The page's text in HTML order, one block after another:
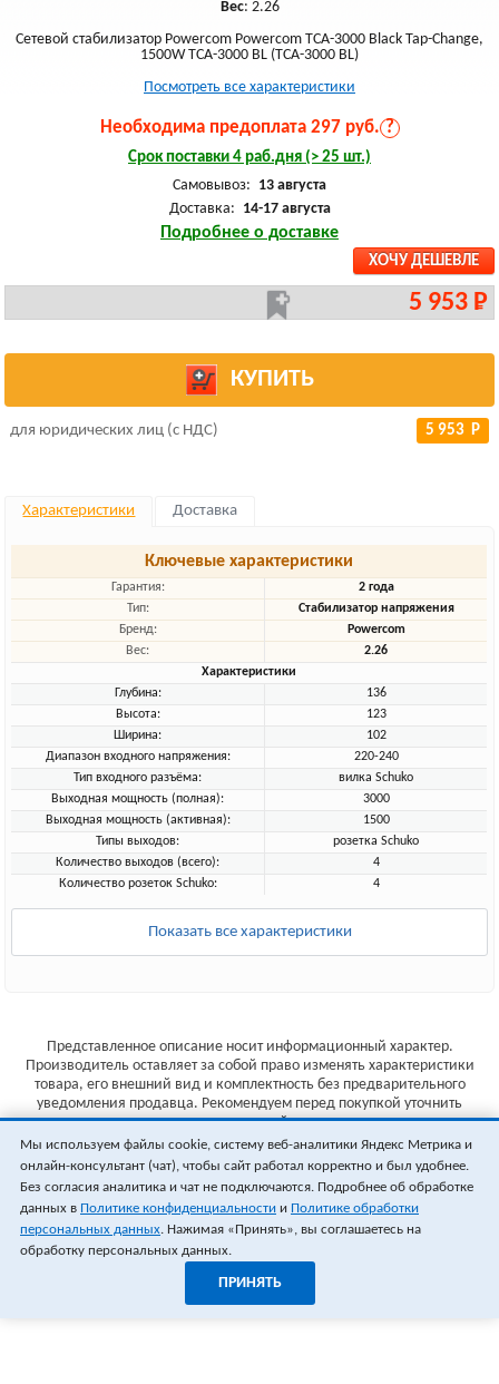
Вес: 2.26
Сетевой стабилизатор Powercom Powercom TCA-3000 Black Tap-Change,
1500W TCA-3000 BL (TCA-3000 BL)
Посмотреть все характеристики
Необходима предоплата 297 руб. ?
Срок поставки 4 раб.дня (> 25 шт.)
Самовывоз: 13 августа
Доставка: 14-17 августа
Подробнее о доставке
ХОЧУ ДЕШЕВЛЕ
5 953 Р
КУПИТЬ
для юридических лиц (с НДС) 5 953 Р
Характеристики Доставка
Ключевые характеристики
Гарантия:
2 года
Тип:
Стабилизатор напряжения
Бренд:
Powercom
Вес:
2.26
Характеристики
Глубина:
136
Высота:
123
Ширина:
102
Диапазон входного напряжения:
220-240
Тип входного разъёма:
вилка Schuko
Выходная мощность (полная):
3000
Выходная мощность (активная):
1500
Типы выходов:
розетка Schuko
Количество выходов (всего):
4
Количество розеток Schuko:
4
Показать все характеристики
Представленное описание носит информационный характер.
Производитель оставляет за собой право изменять характеристики
товара, его внешний вид и комплектность без предварительного
уведомления продавца. Рекомендуем перед покупкой уточнить
характеристики товара на сайте производителя.
Указанные цены не являются публичной офертой (ст.435 ГК РФ).
Стоимость и наличие товара уточняйте у менеджера.
Мы используем файлы cookie, систему веб-аналитики Яндекс Метрика и
онлайн-консультант (чат), чтобы сайт работал корректно и был удобнее.
Без согласия аналитика и чат не подключаются. Подробнее об обработке
данных в Политике конфиденциальности и Политике обработки
персональных данных. Нажимая «Принять», вы соглашаетесь на
обработку персональных данных.
ПРИНЯТЬ